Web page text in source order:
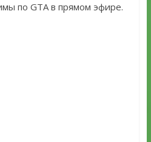
по GTA в прямом эфире.